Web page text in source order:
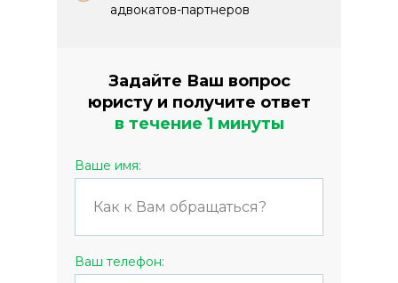
Задайте Ваш вопрос
юристу и получите ответ
в течение 1 минуты
Ваше имя:
Ваш телефон:
адвокатов-партнеров